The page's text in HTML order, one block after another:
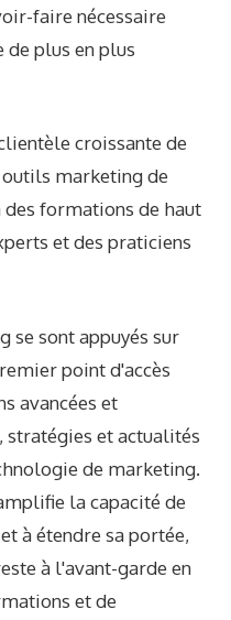
faire nécessaire
de plus en plus
croissante de
outils marketing de
formations de haut
et des praticiens
se sont appuyés sur
point d'accès
avancées et
stratégies et actualités
de marketing.
la capacité de
à étendre sa portée,
à l'avant-garde en
et de